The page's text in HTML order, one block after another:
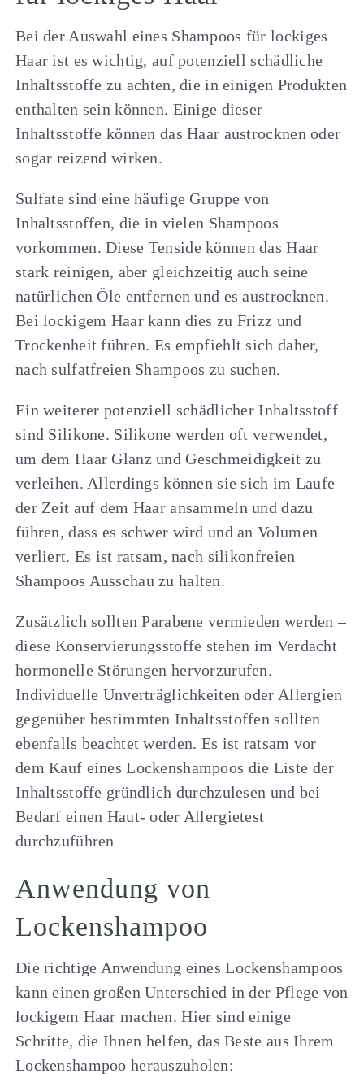
Bei der Auswahl eines Shampoos für lockiges
Haar ist es wichtig, auf potenziell schädliche
Inhaltsstoffe zu achten, die in einigen Produkten
enthalten sein können. Einige dieser
Inhaltsstoffe können das Haar austrocknen oder
sogar reizend wirken.
Sulfate sind eine häufige Gruppe von
Inhaltsstoffen, die in vielen Shampoos
vorkommen. Diese Tenside können das Haar
stark reinigen, aber gleichzeitig auch seine
natürlichen Öle entfernen und es austrocknen.
Bei lockigem Haar kann dies zu Frizz und
Trockenheit führen. Es empfiehlt sich daher,
nach sulfatfreien Shampoos zu suchen.
Ein weiterer potenziell schädlicher Inhaltsstoff
sind Silikone. Silikone werden oft verwendet,
um dem Haar Glanz und Geschmeidigkeit zu
verleihen. Allerdings können sie sich im Laufe
der Zeit auf dem Haar ansammeln und dazu
führen, dass es schwer wird und an Volumen
verliert. Es ist ratsam, nach silikonfreien
Shampoos Ausschau zu halten.
Zusätzlich sollten Parabene vermieden werden –
diese Konservierungsstoffe stehen im Verdacht
hormonelle Störungen hervorzurufen.
Individuelle Unverträglichkeiten oder Allergien
gegenüber bestimmten Inhaltsstoffen sollten
ebenfalls beachtet werden. Es ist ratsam vor
dem Kauf eines Lockenshampoos die Liste der
Inhaltsstoffe gründlich durchzulesen und bei
Bedarf einen Haut- oder Allergietest
durchzuführen
Anwendung von
Lockenshampoo
Die richtige Anwendung eines Lockenshampoos
kann einen großen Unterschied in der Pflege von
lockigem Haar machen. Hier sind einige
Schritte, die Ihnen helfen, das Beste aus Ihrem
Lockenshampoo herauszuholen: